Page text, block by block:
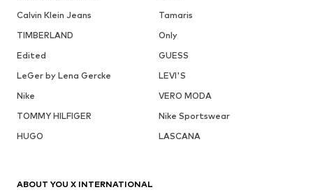
Calvin Klein Jeans
Tamaris
TIMBERLAND
Only
Edited
GUESS
LeGer by Lena Gercke
LEVI'S
Nike
VERO MODA
TOMMY HILFIGER
Nike Sportswear
HUGO
LASCANA
ABOUT YOU X INTERNATIONAL